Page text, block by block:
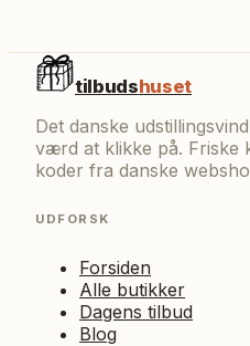
tilbudshuset
Det danske
værd at klikke på. Friske
koder fra danske
UDFORSK
Forsiden
Alle butikker
Dagens tilbud
Blog